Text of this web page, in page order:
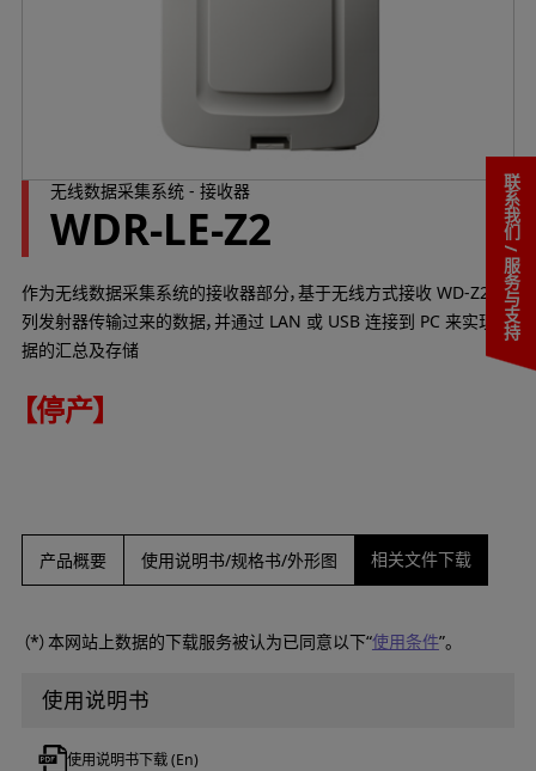
联系我们 / 服务与支持
无线数据采集系统 - 接收器
WDR-LE-Z2
作为无线数据采集系统的接收器部分，基于无线方式接收 WD-Z2 系
列发射器传输过来的数据，并通过 LAN 或 USB 连接到 PC 来实现数
据的汇总及存储
【停产】
产品概要 使用说明书/规格书/外形图 相关文件下载
（*）本网站上数据的下载服务被认为已同意以下“使用条件”。
使用说明书
使用说明书下载 (En)